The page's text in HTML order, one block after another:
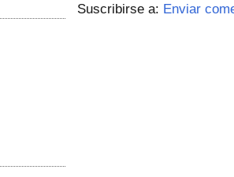
Suscribirse a: Enviar